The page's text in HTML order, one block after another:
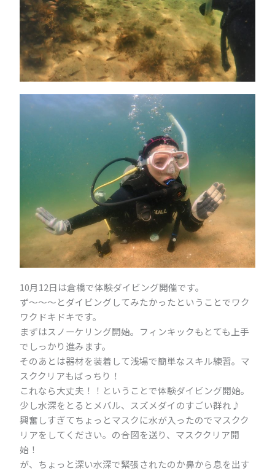
10月12日は倉橋で体験ダイビング開催です。
ず～～～とダイビングしてみたかったということでワク
ワクドキドキです。
まずはスノーケリング開始。フィンキックもとても上手
でしっかり進みます。
そのあとは器材を装着して浅場で簡単なスキル練習。マ
スククリアもばっちり！
これなら大丈夫！！ということで体験ダイビング開始。
少し水深をとるとメバル、スズメダイのすごい群れ♪
興奮しすぎてちょっとマスクに水が入ったのでマスクク
リアをしてください。の合図を送り、マスククリア開
始！
が、ちょっと深い水深で緊張されたのか鼻から息を出す